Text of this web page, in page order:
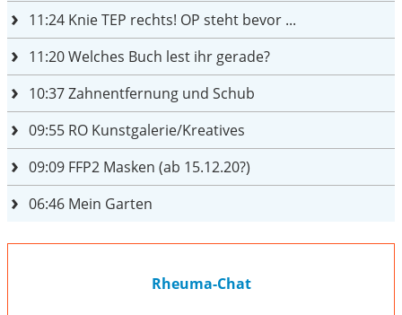
11:24 Knie TEP rechts! OP steht bevor ...
11:20Welches Buch lest ihr gerade?
10:37Zahnentfernung und Schub
09:55 RO Kunstgalerie/Kreatives
09:09 FFP2 Masken (ab 15.12.20?)
06:46 Mein Garten
Rheuma-Chat